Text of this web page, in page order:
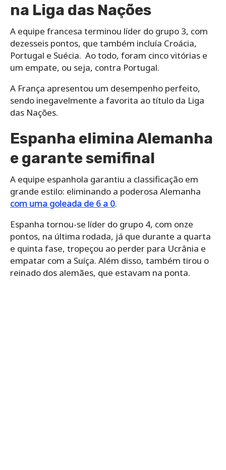
na Liga das Nações
A equipe francesa terminou líder do grupo 3, com
dezesseis pontos, que também incluía Croácia,
Portugal e Suécia. Ao todo, foram cinco vitórias e
um empate, ou seja, contra Portugal.
A França apresentou um desempenho perfeito,
sendo inegavelmente a favorita ao título da Liga
das Nações.
Espanha elimina Alemanha
e garante semifinal
A equipe espanhola garantiu a classificação em
grande estilo: eliminando a poderosa Alemanha
com uma goleada de 6 a 0.
Espanha tornou-se líder do grupo 4, com onze
pontos, na última rodada, já que durante a quarta
e quinta fase, tropeçou ao perder para Ucrânia e
empatar com a Suíça. Além disso, também tirou o
reinado dos alemães, que estavam na ponta.